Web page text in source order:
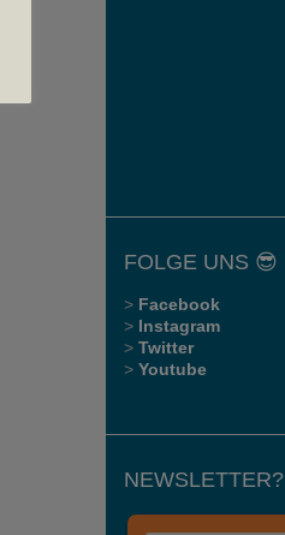
FOLGE UNS 😎
> Facebook
> Instagram
> Twitter
> Youtube
NEWSLETTER?